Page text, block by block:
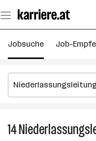
Seiteninhalt
springen
Jobsuche Job-
14